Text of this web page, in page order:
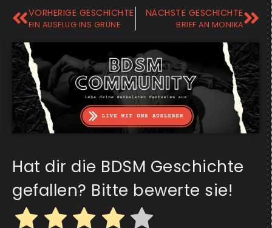
VORHERIGE GESCHICHTE
EIN AUSFLUG INS GRÜNE
NÄCHSTE GESCHICHTE
BRIEF AN MONIKA
Hat dir die BDSM Geschichte
gefallen? Bitte bewerte sie!